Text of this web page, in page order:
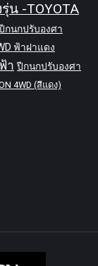
น -TOYOTA
กนกปรับองศา
ฟ้าฝาแดง
า ปีกนกปรับองศา
4WD (สีแดง)